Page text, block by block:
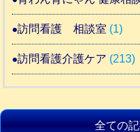
訪問看護 相談室 (1)
訪問看護介護ケア (213)
全ての